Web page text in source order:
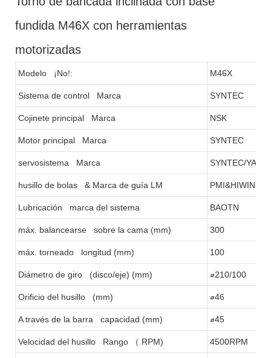
fundida M46X con herramientas
motorizadas
Modelo ¡No!: M46X
Sistema de control Marca SYNTEC
Cojinete principal Marca NSK
Motor principal Marca SYNTEC
servosistema Marca SYNTEC/
husillo de bolas & Marca de guía LM PMI&HIWIN
Lubricación marca del sistema BAOTN
máx. balancearse sobre la cama (mm) 300
máx. torneado longitud (mm) 100
Diámetro de giro (disco/eje) (mm) ⌀210/100
Orificio del husillo (mm) ⌀46
A través de la barra capacidad (mm) ⌀45
Velocidad del husillo Rango （ RPM) 4500RPM